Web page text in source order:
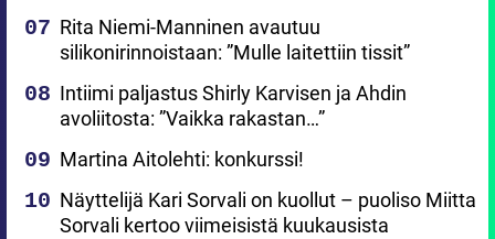
Rita Niemi-Manninen avautuu
silikonirinnoistaan: ”Mulle laitettiin tissit”
Intiimi paljastus Shirly Karvisen ja Ahdin
avoliitosta: ”Vaikka rakastan…”
Martina Aitolehti: konkurssi!
Näyttelijä Kari Sorvali on kuollut – puoliso Miitta
Sorvali kertoo viimeisistä kuukausista